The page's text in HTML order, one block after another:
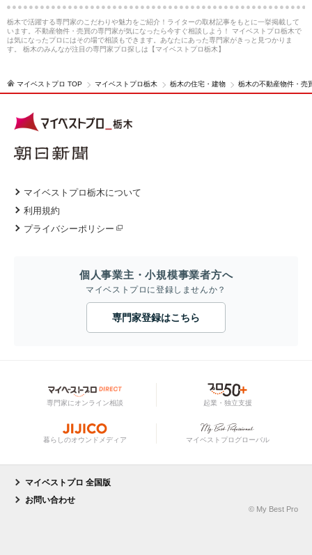
栃木で活躍する専門家のこだわりや魅力をご紹介！ライターの取材記事をもとに一挙掲載して
います。不動産物件・売買の専門家が気になったら今すぐ相談しよう！ マイベストプロ栃木で
は気になったプロにはその場で相談もできます。あなたにあった専門家がきっと見つかりま
す。 栃木のみんなが注目の専門家プロ探しは【マイベストプロ栃木】
マイベストプロ TOP マイベストプロ栃木 栃木の住宅・建物 栃木の不動産物件・売
マイベストプロ栃木について
利用規約
プライバシーポリシー
個人事業主・小規模事業者方へ
マイベストプロに登録しませんか？
専門家登録はこちら
専門家にオンライン相談 起業・独立支援
暮らしのオウンドメディア マイベストプログローバル
マイベストプロ 全国版
お問い合わせ
© My Best Pro